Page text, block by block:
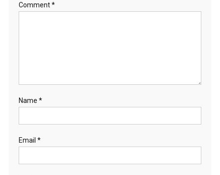
Comment*
Name *
Email *